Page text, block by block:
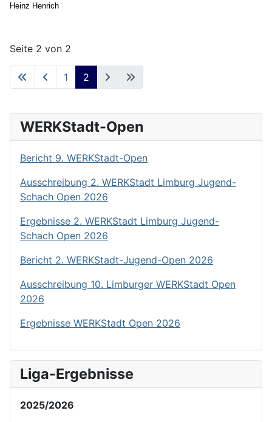
Heinz Henrich
Seite 2 von 2
1 2
WERKStadt-Open
Bericht 9. WERKStadt-Open
Ausschreibung 2. WERKStadt Limburg Jugend-
Schach Open 2026
Ergebnisse 2. WERKStadt Limburg Jugend-
Schach Open 2026
Bericht 2. WERKStadt-Jugend-Open 2026
Ausschreibung 10. Limburger WERKStadt Open
2026
Ergebnisse WERKStadt Open 2026
Liga-Ergebnisse
2025/2026